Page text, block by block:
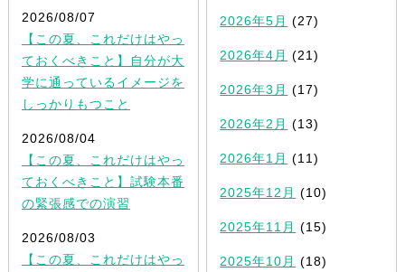
2026/08/07
【この夏、これだけはやっ
ておくべきこと】自分が大
学に通っているイメージを
しっかりもつこと
2026/08/04
【この夏、これだけはやっ
ておくべきこと】試験本番
の緊張感での演習
2026/08/03
【この夏、これだけはやっ
2026年5月 (27)
2026年4月 (21)
2026年3月 (17)
2026年2月 (13)
2026年1月 (11)
2025年12月 (10)
2025年11月 (15)
2025年10月 (18)